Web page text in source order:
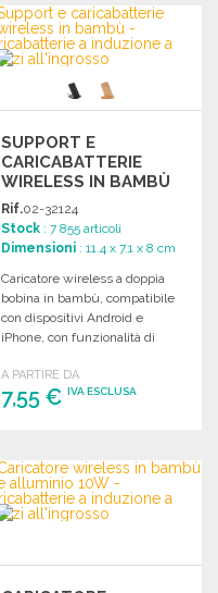
ORDINARE
Richiedi un preventivo
SUPPORT E
CARICABATTERIE
WIRELESS IN BAMBÙ
Rif.02-32124
Stock : 7 855 articoli
Dimensioni : 11.4 x 7.1 x 8 cm
Caricatore wireless a doppia
bobina in bambù, compatibile
con dispositivi Android e
iPhone, con funzionalità di
A PARTIRE DA
7,55 €IVA ESCLUSA
Richiedi un preventivo